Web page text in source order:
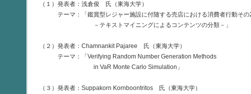
（１）発表者：浅倉俊 氏（東海大学）
テーマ：「鑑賞型レジャー施設に付随する売店における消費者行動その
－テキストマイニングによるコンテンツの分類－」
（２）発表者：Chamnankit Pajaree 氏（東海大学）
テーマ：「Verifying Random Number Generation Methods
in VaR Monte Carlo Simulation」
（３）発表者：Suppakorn Kornboontritos 氏（東海大学）